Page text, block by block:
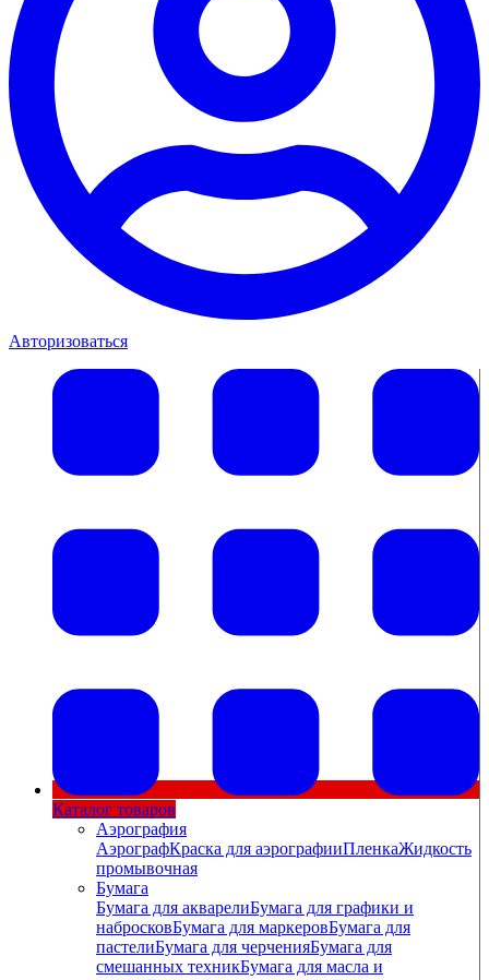
Авторизоваться
Каталог товаров
Аэрография
АэрографКраска для аэрографииПленкаЖидкость
промывочная
Бумага
Бумага для акварелиБумага для графики и
набросковБумага для маркеровБумага для
пастелиБумага для черченияБумага для
смешанных техникБумага для масла и